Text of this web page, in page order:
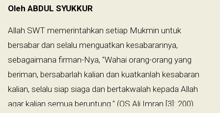
Oleh ABDUL SYUKKUR
Allah SWT memerintahkan setiap Mukmin untuk
bersabar dan selalu menguatkan kesabarannya,
sebagaimana firman-Nya, "Wahai orang-orang yang
beriman, bersabarlah kalian dan kuatkanlah kesabaran
kalian, selalu siap siaga dan bertakwalah kepada Allah
agar kalian semua beruntung." (QS Ali Imran [3]: 200).